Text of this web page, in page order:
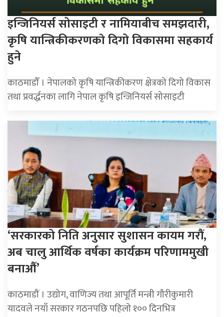
इन्जिनियर्स सोसाइटी र नामियाबीच समझदारी,
कृषि यान्त्रिकीकरणकाे दिगो विकासमा सहकार्य
हुने
काठमाडौँ । नेपालको कृषि यान्त्रिकीकरण क्षेत्रको दिगो विकास
तथा प्रवर्द्धनका लागि नेपाल कृषि इन्जिनियर्स सोसाइटी
‘सरकारको निति अनुसार सुशासन कायम गरौं,
अब चालु आर्थिक वर्षका कार्यक्रम परिणाममुखी
बनाऔँ’
काठमाडौं । उद्योग, वाणिज्य तथा आपूर्ति मन्त्री गौरीकुमारी
यादवले नयाँ सरकार गठनपछि पहिलो १०० दिनभित्र